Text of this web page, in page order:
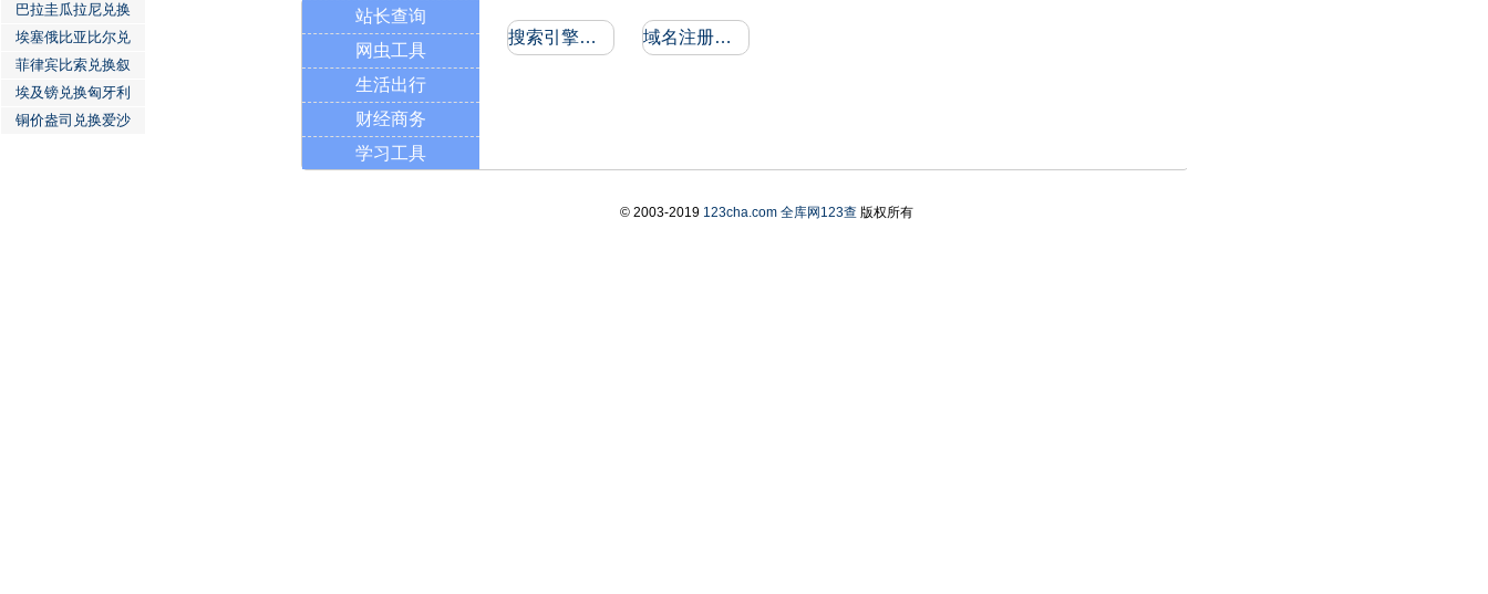
巴拉圭瓜拉尼兑换
埃塞俄比亚比尔兑
菲律宾比索兑换叙
埃及镑兑换匈牙利
铜价盎司兑换爱沙
站长查询
网虫工具
生活出行
财经商务
学习工具
搜索引擎收录和反向链接 域名注册信息
© 2003-2019 123cha.com 全库网123查版权所有